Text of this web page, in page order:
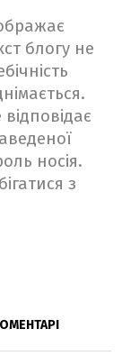
блогу не
носія.
з